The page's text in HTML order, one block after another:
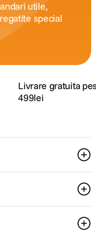
utile,
special
Livrare gratuita
499lei